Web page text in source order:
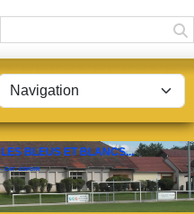
BLEUS ET BLANCS...
CAT. ESPOIR